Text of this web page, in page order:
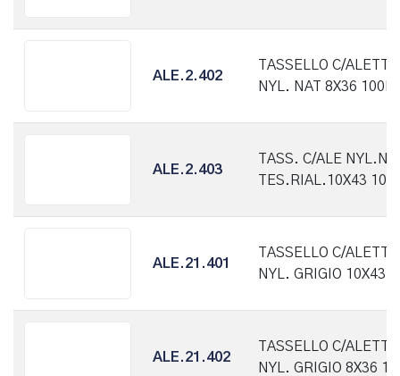
ALE.2.402
TASSELLO C/ALETTE
NYL. NAT 8X36
ALE.2.403
TASS. C/ALE
TES.RIAL.10X43
ALE.21.401
TASSELLO C/ALETTE
NYL. GRIGIO 10X43
ALE.21.402
TASSELLO C/ALETTE
NYL. GRIGIO 8X36